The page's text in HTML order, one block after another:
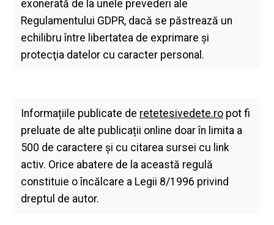
exonerată de la unele prevederi ale
Regulamentului GDPR, dacă se păstrează un
echilibru între libertatea de exprimare şi
protecţia datelor cu caracter personal.
Informațiile publicate de retetesivedete.ropot fi
preluate de alte publicații online doar în limita a
500 de caractere și cu citarea sursei cu link
activ. Orice abatere de la această regulă
constituie o încălcare a Legii 8/1996 privind
dreptul de autor.